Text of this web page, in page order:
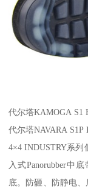
代尔塔KAMOGA S1
代尔塔NAVARA S1P
4×4 INDUSTRY系
入式Panorubber中
底。防砸、防静电、